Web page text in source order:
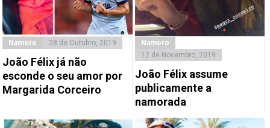
Namoro 28 de Outubro, 2019
João Félix já não
esconde o seu amor por
Margarida Corceiro
Namoro
12 de Novembro, 2019
João Félix assume
publicamente a
namorada